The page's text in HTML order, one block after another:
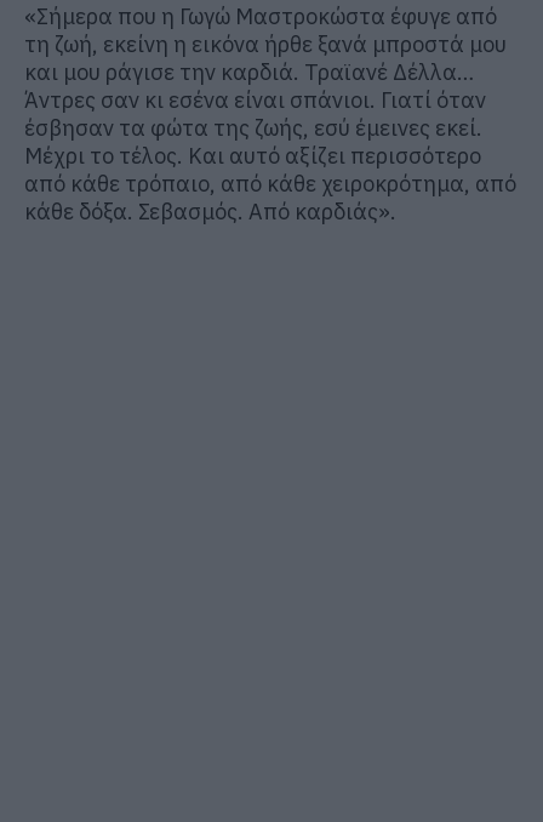
«Σήμερα που η Γωγώ Μαστροκώστα έφυγε από
τη ζωή, εκείνη η εικόνα ήρθε ξανά μπροστά μου
και μου ράγισε την καρδιά. Τραϊανέ Δέλλα…
Άντρες σαν κι εσένα είναι σπάνιοι. Γιατί όταν
έσβησαν τα φώτα της ζωής, εσύ έμεινες εκεί.
Μέχρι το τέλος. Και αυτό αξίζει περισσότερο
από κάθε τρόπαιο, από κάθε χειροκρότημα, από
κάθε δόξα. Σεβασμός. Από καρδιάς».